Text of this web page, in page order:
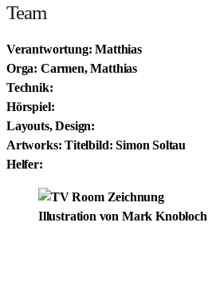
Team
Verantwortung: Matthias
Orga: Carmen, Matthias
Technik:
Hörspiel:
Layouts, Design:
Artworks: Titelbild: Simon Soltau
Helfer:
Illustration von Mark Knobloch